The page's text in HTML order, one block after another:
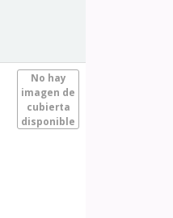
No hay
imagen de
cubierta
disponible